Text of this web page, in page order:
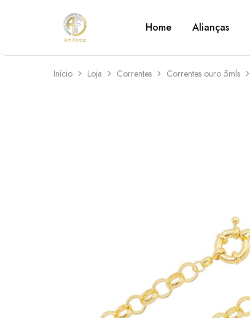
Art
Force
Semijoias
personalizadas
Home Alianças
Início Loja Correntes Correntes ouro 5mls